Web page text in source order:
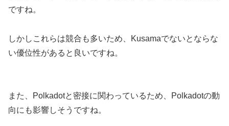
ですね。
しかしこれらは競合も多いため、Kusamaでないとならな
い優位性があると良いですね。
また、Polkadotと密接に関わっているため、Polkadotの動
向にも影響しそうですね。